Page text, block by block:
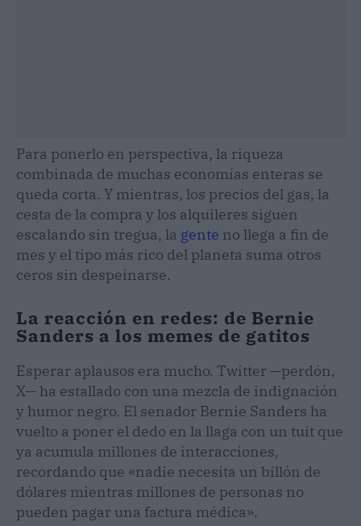
Para ponerlo en perspectiva, la riqueza
combinada de muchas economías enteras se
queda corta. Y mientras, los precios del gas, la
cesta de la compra y los alquileres siguen
escalando sin tregua, la gente no llega a fin de
mes y el tipo más rico del planeta suma otros
ceros sin despeinarse.
La reacción en redes: de Bernie
Sanders a los memes de gatitos
Esperar aplausos era mucho. Twitter —perdón,
X— ha estallado con una mezcla de indignación
y humor negro. El senador Bernie Sanders ha
vuelto a poner el dedo en la llaga con un tuit que
ya acumula millones de interacciones,
recordando que «nadie necesita un billón de
dólares mientras millones de personas no
pueden pagar una factura médica».